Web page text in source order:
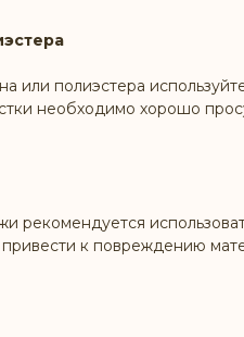
или полиэстера
необходимо хорошо
рекомендуется
к повреждению